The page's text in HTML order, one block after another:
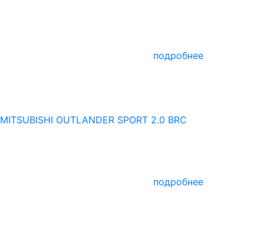
подробнее
MITSUBISHI OUTLANDER SPORT 2.0 BRC
подробнее